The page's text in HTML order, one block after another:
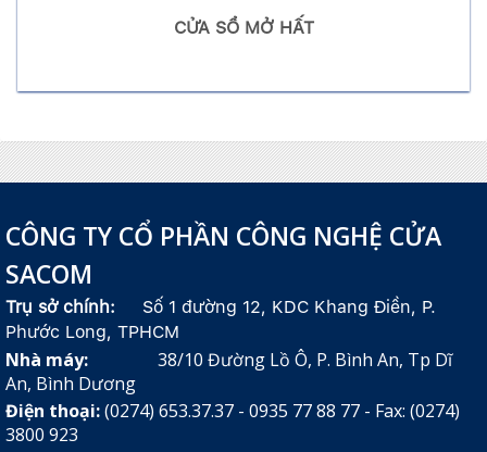
CỬA SỔ MỞ HẤT
CÔNG TY CỔ PHẦN CÔNG NGHỆ CỬA
SACOM
Trụ sở chính:
Số 1 đường 12, KDC Khang Điền, P.
Phước Long, TPHCM
Nhà máy: 38/10 Đường Lồ Ô, P. Bình An, Tp Dĩ
An, Bình Dương
Điện thoại:(0274) 653.37.37 - 0935 77 88 77 - Fax: (0274)
3800 923